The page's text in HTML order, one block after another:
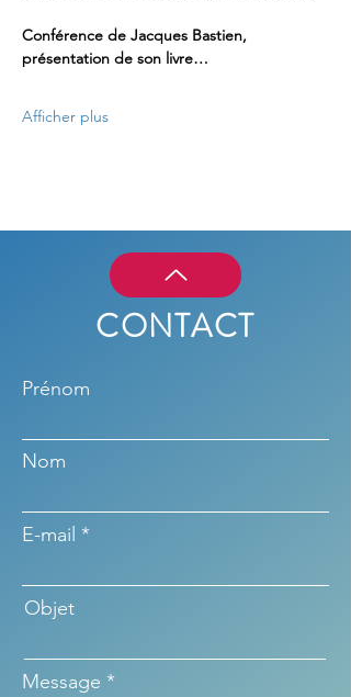
Conférence de Jacques Bastien,
présentation de son livre…
Afficher plus
CONTACT
Prénom
Nom
E-mail
Objet
Message